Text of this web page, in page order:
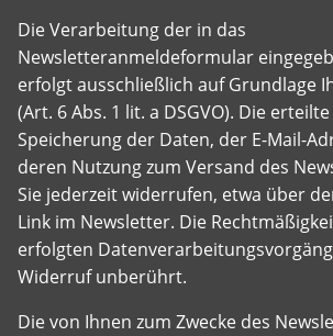
Die Verarbeitung der in das
Newsletteranmeldeformular
erfolgt ausschließlich auf Grundlage
(Art. 6 Abs. 1 lit. a DSGVO). Die
Speicherung der Daten, der E-Mail-
deren Nutzung zum Versand des
Sie jederzeit widerrufen, etwa über
Link im Newsletter. Die
erfolgten
Widerruf unberührt.
Die von Ihnen zum Zwecke des